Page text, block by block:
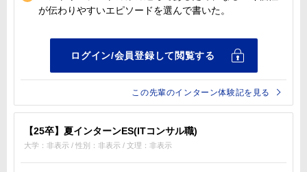
が伝わりやすいエピソードを選んで書いた。
この先輩のインターン体験記を見る
【25卒】夏インターンES(ITコンサル職)
大学：非表示 / 性別：非表示 / 文理：非表示